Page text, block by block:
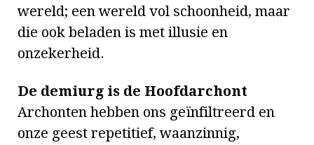
wereld; een wereld vol schoonheid, maar
die ook beladen is met illusie en
onzekerheid.
De demiurg is de Hoofdarchont
Archonten hebben ons geïnfiltreerd en
onze geest repetitief, waanzinnig,